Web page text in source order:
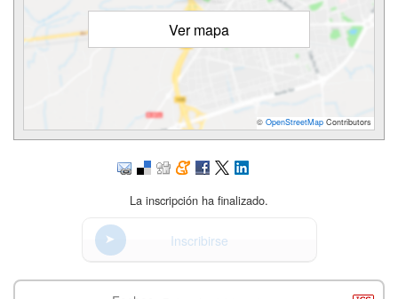
Ver mapa
© OpenStreetMap Contributors
La inscripción ha finalizado.
Inscribirse